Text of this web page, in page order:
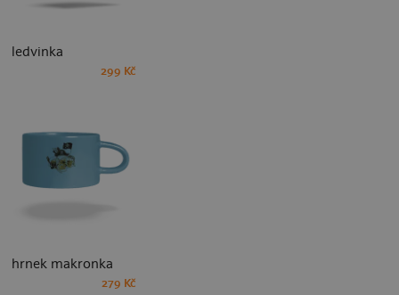
ledvinka
299 Kč
hrnek makronka
279 Kč